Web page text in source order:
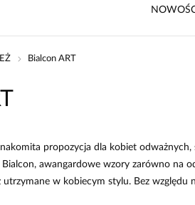
Bialcon ART
propozycja dla kobiet
awangardowe wzory zarówno na
utrzymane w kobiecym stylu. Bez względu